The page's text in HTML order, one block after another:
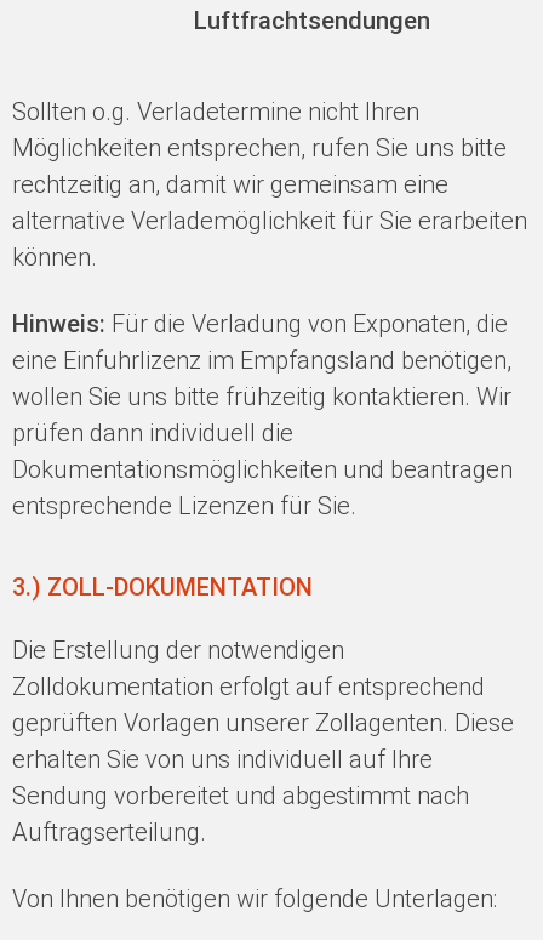
Luftfrachtsendungen
Sollten o.g. Verladetermine nicht Ihren
Möglichkeiten entsprechen, rufen Sie uns bitte
rechtzeitig an, damit wir gemeinsam eine
alternative Verlademöglichkeit für Sie erarbeiten
können.
Hinweis: Für die Verladung von Exponaten, die
eine Einfuhrlizenz im Empfangsland benötigen,
wollen Sie uns bitte frühzeitig kontaktieren. Wir
prüfen dann individuell die
Dokumentationsmöglichkeiten und beantragen
entsprechende Lizenzen für Sie.
3.) ZOLL-DOKUMENTATION
Die Erstellung der notwendigen
Zolldokumentation erfolgt auf entsprechend
geprüften Vorlagen unserer Zollagenten. Diese
erhalten Sie von uns individuell auf Ihre
Sendung vorbereitet und abgestimmt nach
Auftragserteilung.
Von Ihnen benötigen wir folgende Unterlagen: